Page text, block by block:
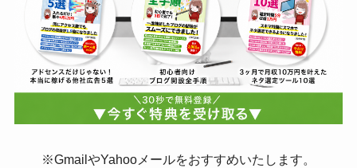
※GmailやYahooメールをおすすめいたします。